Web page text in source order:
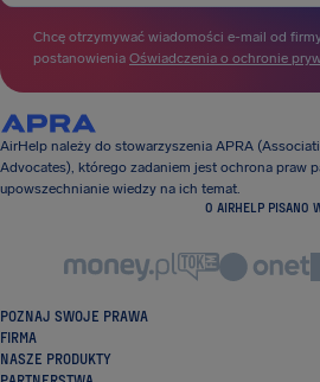
Chcę otrzymywać wiadomości e-mail od
postanowienia Oświadczenia o ochronie
AirHelp należy do stowarzyszenia APRA
Advocates), którego zadaniem jest ochrona praw
upowszechnianie wiedzy na ich temat.
O AIRHELP PISANO
POZNAJ SWOJE PRAWA
FIRMA
NASZE PRODUKTY